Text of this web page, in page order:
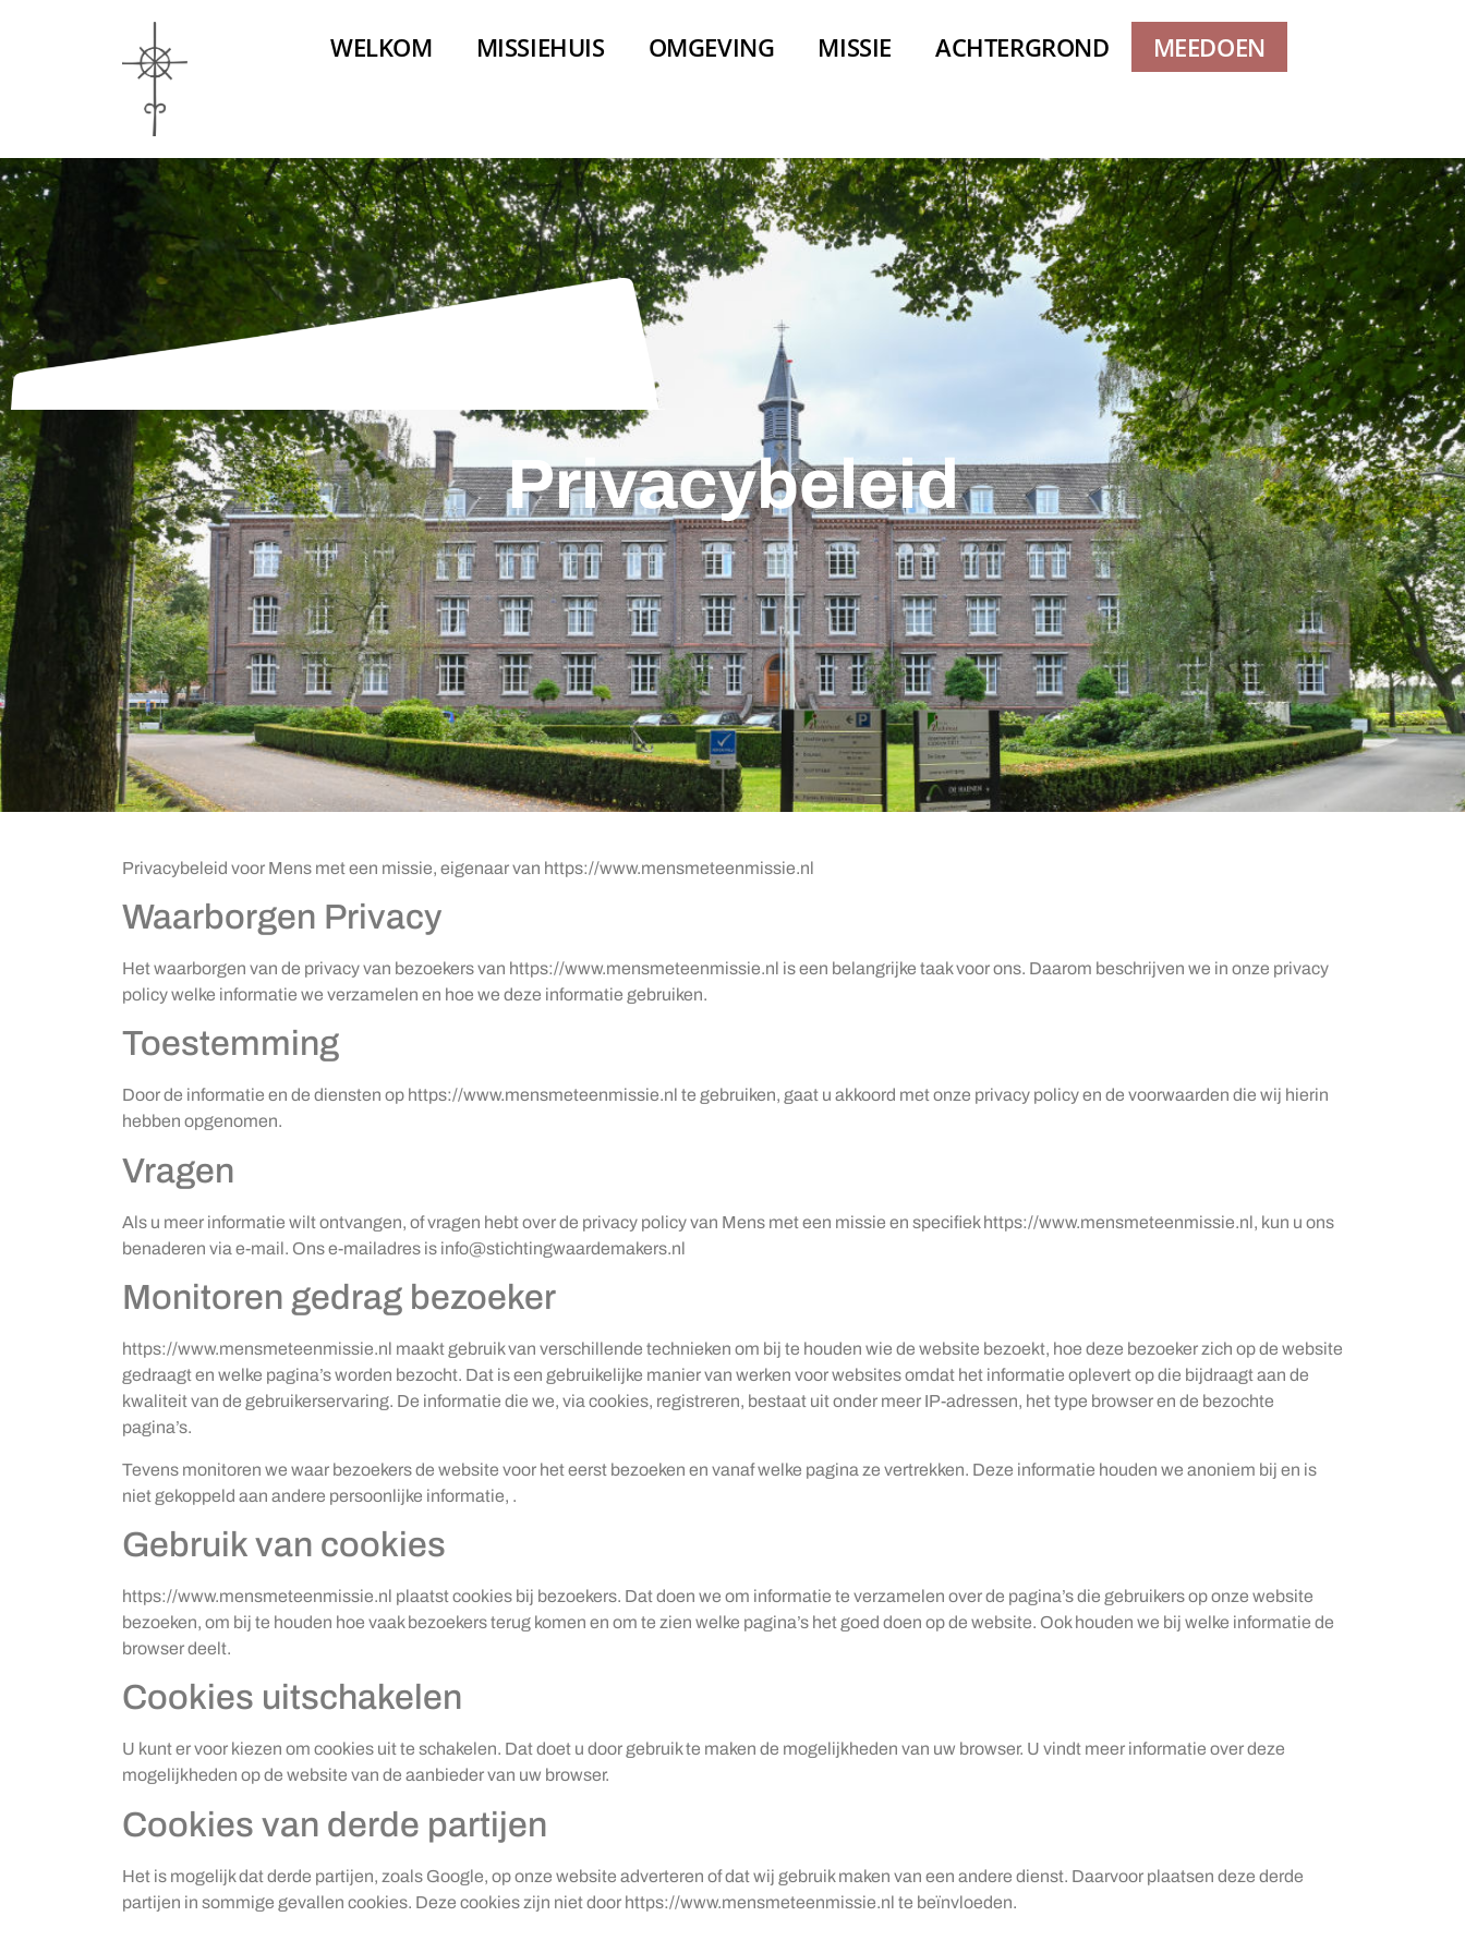
WELKOM MISSIEHUIS OMGEVING MISSIE ACHTERGROND MEEDOEN
Privacybeleid
Privacybeleid voor Mens met een missie, eigenaar van https://www.mensmeteenmissie.nl
Waarborgen Privacy
Het waarborgen van de privacy van bezoekers van https://www.mensmeteenmissie.nl is een belangrijke taak voor ons. Daarom beschrijven we in onze privacy
policy welke informatie we verzamelen en hoe we deze informatie gebruiken.
Toestemming
Door de informatie en de diensten op https://www.mensmeteenmissie.nl te gebruiken, gaat u akkoord met onze privacy policy en de voorwaarden die wij hierin
hebben opgenomen.
Vragen
Als u meer informatie wilt ontvangen, of vragen hebt over de privacy policy van Mens met een missie en specifiek https://www.mensmeteenmissie.nl, kun u ons
benaderen via e-mail. Ons e-mailadres is info@stichtingwaardemakers.nl
Monitoren gedrag bezoeker
https://www.mensmeteenmissie.nl maakt gebruik van verschillende technieken om bij te houden wie de website bezoekt, hoe deze bezoeker zich op de website
gedraagt en welke pagina’s worden bezocht. Dat is een gebruikelijke manier van werken voor websites omdat het informatie oplevert op die bijdraagt aan de
kwaliteit van de gebruikerservaring. De informatie die we, via cookies, registreren, bestaat uit onder meer IP-adressen, het type browser en de bezochte
pagina’s.
Tevens monitoren we waar bezoekers de website voor het eerst bezoeken en vanaf welke pagina ze vertrekken. Deze informatie houden we anoniem bij en is
niet gekoppeld aan andere persoonlijke informatie, .
Gebruik van cookies
https://www.mensmeteenmissie.nl plaatst cookies bij bezoekers. Dat doen we om informatie te verzamelen over de pagina’s die gebruikers op onze website
bezoeken, om bij te houden hoe vaak bezoekers terug komen en om te zien welke pagina’s het goed doen op de website. Ook houden we bij welke informatie de
browser deelt.
Cookies uitschakelen
U kunt er voor kiezen om cookies uit te schakelen. Dat doet u door gebruik te maken de mogelijkheden van uw browser. U vindt meer informatie over deze
mogelijkheden op de website van de aanbieder van uw browser.
Cookies van derde partijen
Het is mogelijk dat derde partijen, zoals Google, op onze website adverteren of dat wij gebruik maken van een andere dienst. Daarvoor plaatsen deze derde
partijen in sommige gevallen cookies. Deze cookies zijn niet door https://www.mensmeteenmissie.nl te beïnvloeden.